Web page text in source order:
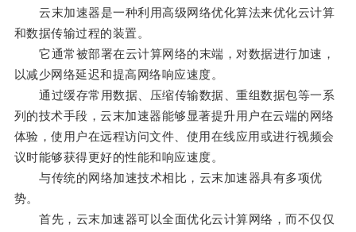
云末加速器是一种利用高级网络优化算法来优化云计算
和数据传输过程的装置。
它通常被部署在云计算网络的末端，对数据进行加速，
以减少网络延迟和提高网络响应速度。
通过缓存常用数据、压缩传输数据、重组数据包等一系
列的技术手段，云末加速器能够显著提升用户在云端的网络
体验，使用户在远程访问文件、使用在线应用或进行视频会
议时能够获得更好的性能和响应速度。
与传统的网络加速技术相比，云末加速器具有多项优
势。
首先，云末加速器可以全面优化云计算网络，而不仅仅